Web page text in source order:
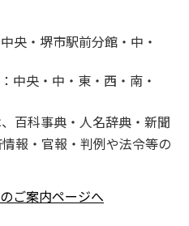
央・堺市駅前分館・中・
中央・中・東・西・南・
百科事典・人名辞典・新聞
報・官報・判例や法令等の
ご案内ページへ